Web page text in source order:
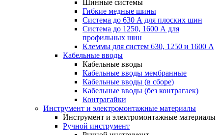
Шинные системы
Гибкие медные шины
Система до 630 А для плоских шин
Система до 1250, 1600 А для
профильных шин
Клеммы для систем 630, 1250 и 1600 А
Кабельные вводы
Кабельные вводы
Кабельные вводы мембранные
Кабельные вводы (в сборе)
Кабельные вводы (без контрагаек)
Контрагайки
Инструмент и электромонтажные материалы
Инструмент и электромонтажные материалы
Ручной инструмент